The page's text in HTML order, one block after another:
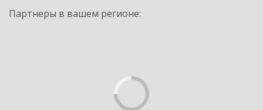
Партнеры в вашем регионе: